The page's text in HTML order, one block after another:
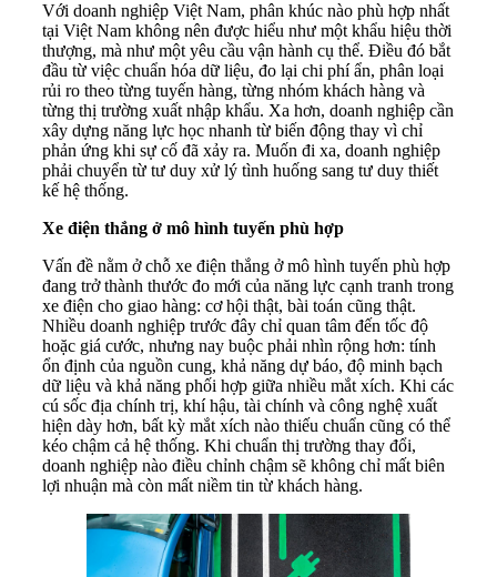
Với doanh nghiệp Việt Nam, phân khúc nào phù hợp nhất
tại Việt Nam không nên được hiểu như một khẩu hiệu thời
thượng, mà như một yêu cầu vận hành cụ thể. Điều đó bắt
đầu từ việc chuẩn hóa dữ liệu, đo lại chi phí ẩn, phân loại
rủi ro theo từng tuyến hàng, từng nhóm khách hàng và
từng thị trường xuất nhập khẩu. Xa hơn, doanh nghiệp cần
xây dựng năng lực học nhanh từ biến động thay vì chỉ
phản ứng khi sự cố đã xảy ra. Muốn đi xa, doanh nghiệp
phải chuyển từ tư duy xử lý tình huống sang tư duy thiết
kế hệ thống.
Xe điện thắng ở mô hình tuyến phù hợp
Vấn đề nằm ở chỗ xe điện thắng ở mô hình tuyến phù hợp
đang trở thành thước đo mới của năng lực cạnh tranh trong
xe điện cho giao hàng: cơ hội thật, bài toán cũng thật.
Nhiều doanh nghiệp trước đây chỉ quan tâm đến tốc độ
hoặc giá cước, nhưng nay buộc phải nhìn rộng hơn: tính
ổn định của nguồn cung, khả năng dự báo, độ minh bạch
dữ liệu và khả năng phối hợp giữa nhiều mắt xích. Khi các
cú sốc địa chính trị, khí hậu, tài chính và công nghệ xuất
hiện dày hơn, bất kỳ mắt xích nào thiếu chuẩn cũng có thể
kéo chậm cả hệ thống. Khi chuẩn thị trường thay đổi,
doanh nghiệp nào điều chỉnh chậm sẽ không chỉ mất biên
lợi nhuận mà còn mất niềm tin từ khách hàng.